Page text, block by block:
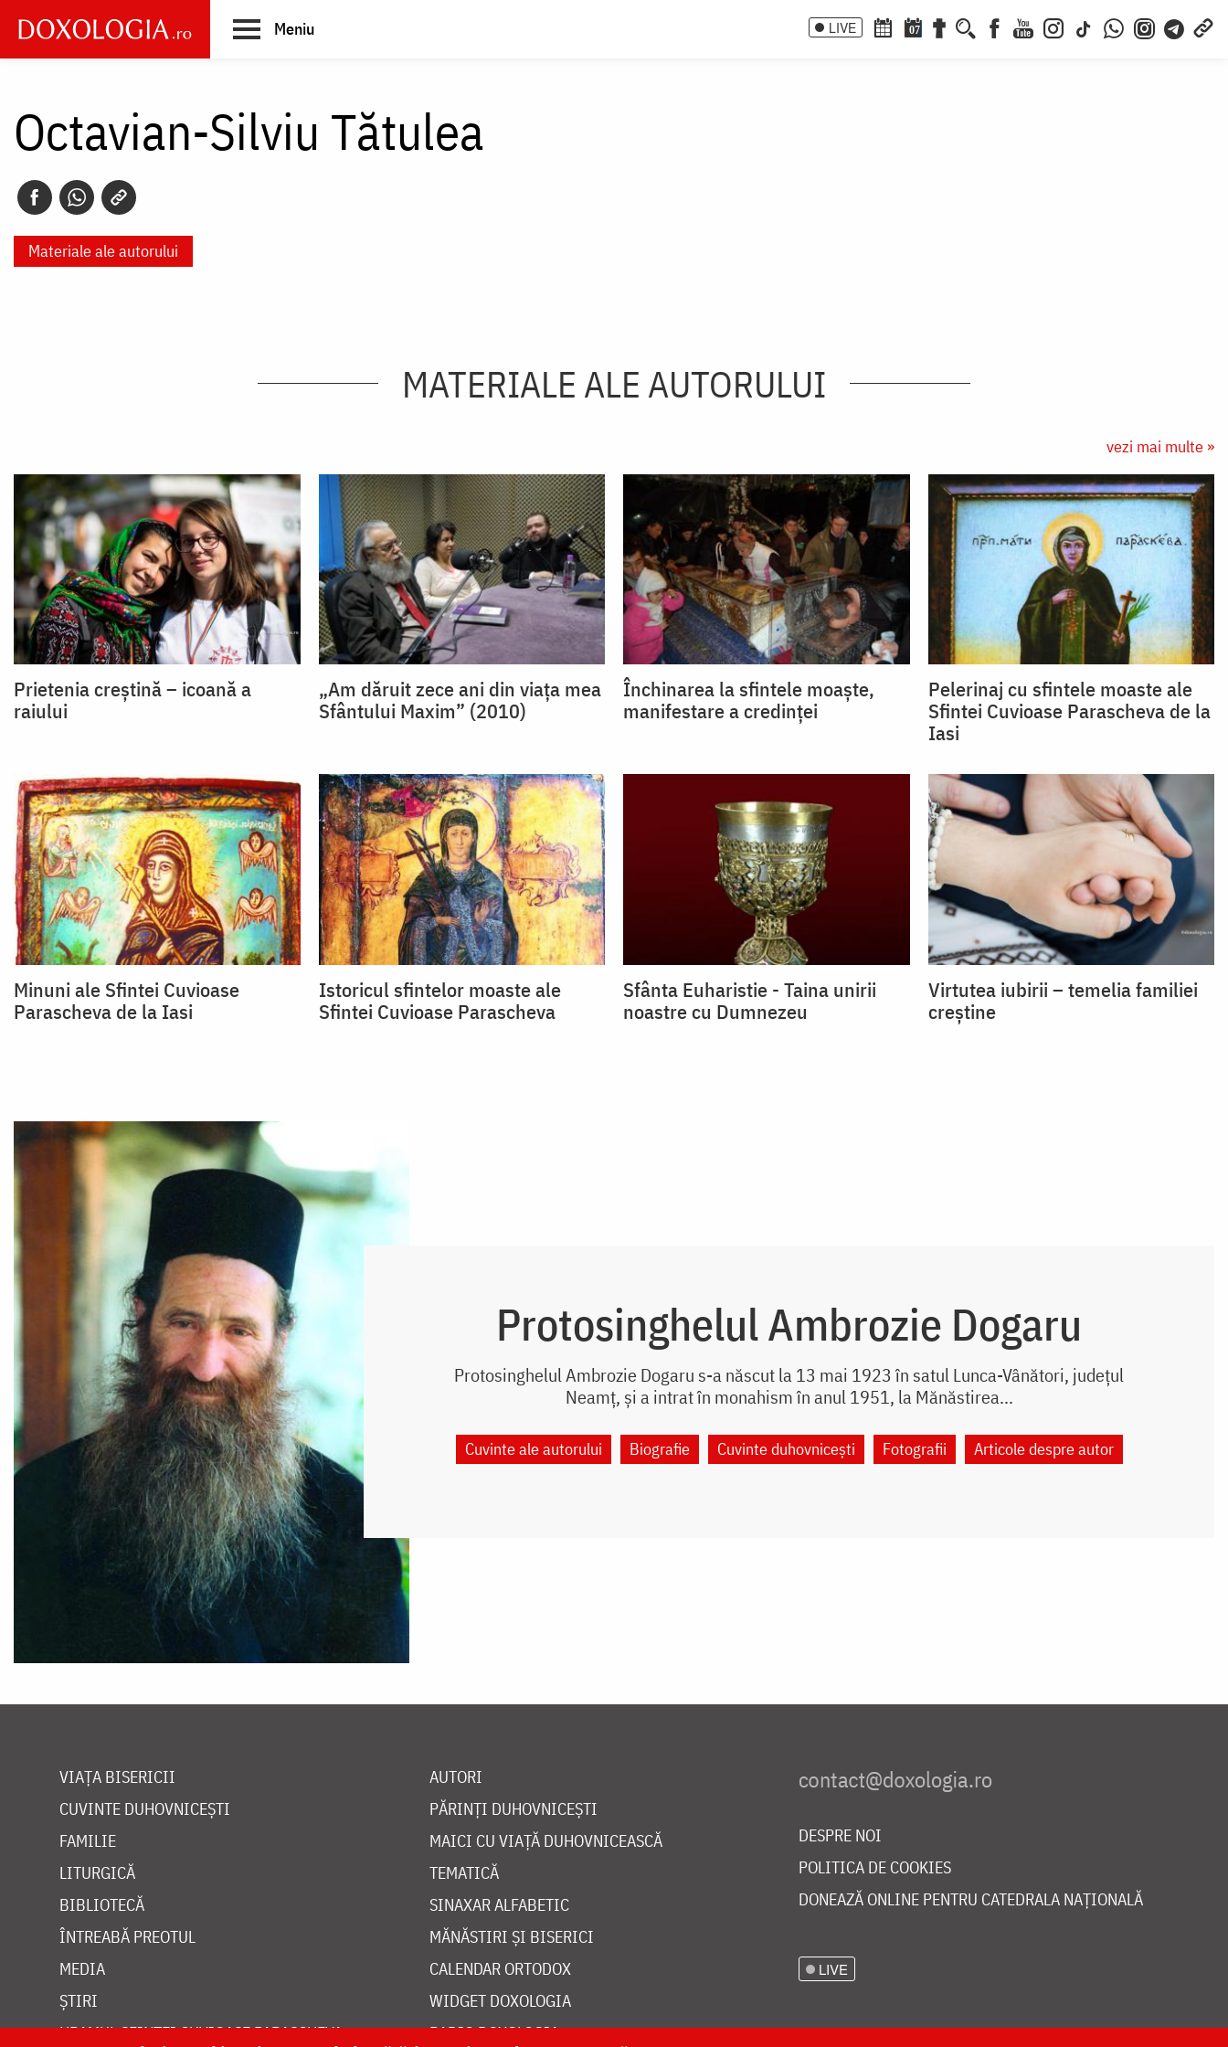
main
Meniu LIVE 07
Octavian-Silviu Tătulea
Materiale ale autorului
MATERIALE ALE AUTORULUI
vezi mai multe »
Prietenia creștină – icoană a
raiului
„Am dăruit zece ani din viața mea
Sfântului Maxim” (2010)
Închinarea la sfintele moaște,
manifestare a credinței
Pelerinaj cu sfintele moaste ale
Sfintei Cuvioase Parascheva de la
Iasi
Minuni ale Sfintei Cuvioase
Parascheva de la Iasi
Istoricul sfintelor moaste ale
Sfintei Cuvioase Parascheva
Sfânta Euharistie - Taina unirii
noastre cu Dumnezeu
Virtutea iubirii – temelia familiei
creștine
Protosinghelul Ambrozie Dogaru
Protosinghelul Ambrozie Dogaru s-a născut la 13 mai 1923 în satul Lunca-Vânători, județul
Neamț, și a intrat în monahism în anul 1951, la Mănăstirea...
Cuvinte ale autorului Biografie Cuvinte duhovnicești Fotografii Articole despre autor
VIAȚA BISERICII
CUVINTE DUHOVNICEȘTI
FAMILIE
LITURGICĂ
BIBLIOTECĂ
ÎNTREABĂ PREOTUL
MEDIA
ȘTIRI
HRAMUL SFINTEI CUVIOASE PARASCHEVA
AUTORI
PĂRINȚI DUHOVNICEȘTI
MAICI CU VIAȚĂ DUHOVNICEASCĂ
TEMATICĂ
SINAXAR ALFABETIC
MĂNĂSTIRI ȘI BISERICI
CALENDAR ORTODOX
WIDGET DOXOLOGIA
RADIO DOXOLOGIA
DESPRE NOI
POLITICA DE COOKIES
DONEAZĂ ONLINE PENTRU CATEDRALA NAȚIONALĂ
LIVE